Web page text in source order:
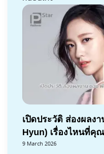
เปิดประวัติ ส่องผลง
Hyun) เรื่องไหนที่คุ
9 March 2026